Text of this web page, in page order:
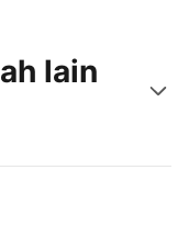
lain
Anda